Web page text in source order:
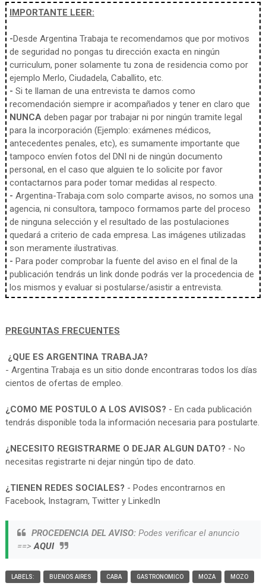
IMPORTANTE LEER:
-Desde Argentina Trabaja te recomendamos que por motivos
de seguridad no pongas tu dirección exacta en ningún
curriculum, poner solamente tu zona de residencia como por
ejemplo Merlo, Ciudadela, Caballito, etc.
- Si te llaman de una entrevista te damos como
recomendación siempre ir acompañados y tener en claro que
NUNCAdeben pagar por trabajar ni por ningún tramite legal
para la incorporación (Ejemplo: exámenes médicos,
antecedentes penales, etc), es sumamente importante que
tampoco envíen fotos del DNI ni de ningún documento
personal, en el caso que alguien te lo solicite por favor
contactarnos para poder tomar medidas al respecto.
- Argentina-Trabaja.com solo comparte avisos, no somos una
agencia, ni consultora, tampoco formamos parte del proceso
de ninguna selección y el resultado de las postulaciones
quedará a criterio de cada empresa. Las imágenes utilizadas
son meramente ilustrativas.
- Para poder comprobar la fuente del aviso en el final de la
publicación tendrás un link donde podrás ver la procedencia de
los mismos y evaluar si postularse/asistir a entrevista.
PREGUNTAS FRECUENTES
¿QUE ES ARGENTINA TRABAJA?
- Argentina Trabaja es un sitio donde encontraras todos los días
cientos de ofertas de empleo.
¿COMO ME POSTULO A LOS AVISOS? - En cada publicación
tendrás disponible toda la información necesaria para postularte.
¿NECESITO REGISTRARME O DEJAR ALGUN DATO? - No
necesitas registrarte ni dejar ningún tipo de dato.
¿TIENEN REDES SOCIALES? - Podes encontrarnos en
Facebook, Instagram, Twitter y LinkedIn
PROCEDENCIA DEL AVISO:Podes verificar el anuncio
==>AQUI
LABELS: BUENOS AIRES CABA GASTRONOMICO MOZA MOZO